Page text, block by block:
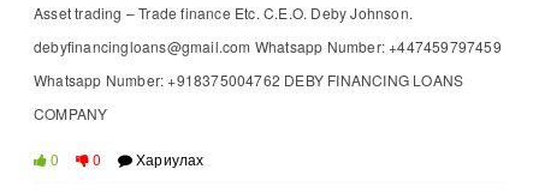
Asset trading – Trade finance Etc. C.E.O. Deby Johnson.
debyfinancingloans@gmail.com Whatsapp Number: +447459797459
Whatsapp Number: +918375004762 DEBY FINANCING LOANS
COMPANY
0 0 Хариулах